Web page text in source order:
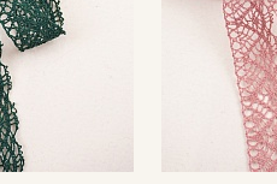
обработки персональных